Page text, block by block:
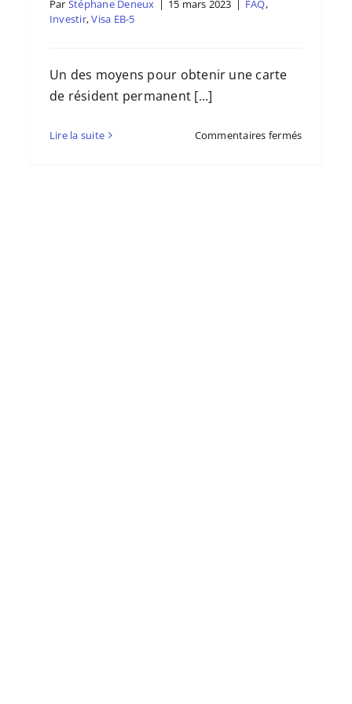
Par Stéphane Deneux | 15 mars 2023 | FAQ,
Investir,Visa EB-5
Un des moyens pour obtenir une carte
de résident permanent [...]
Lire la suite Commentaires ferméssur